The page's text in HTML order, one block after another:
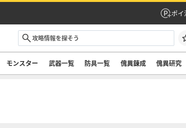
ポイ
モンスター 武器一覧 防具一覧 傀異錬成 傀異研究